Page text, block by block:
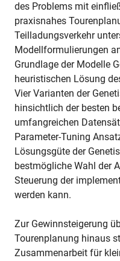
des Problems mit
praxisnahes
Teilladungsverkehr
Modellformulierungen
Grundlage der Modelle
heuristischen Lösung
Vier Varianten der
hinsichtlich der besten
umfangreichen
Parameter-Tuning
Lösungsgüte der
bestmögliche Wahl der
Steuerung der
werden kann.
Zur Gewinnsteigerung
Tourenplanung hinaus
Zusammenarbeit für